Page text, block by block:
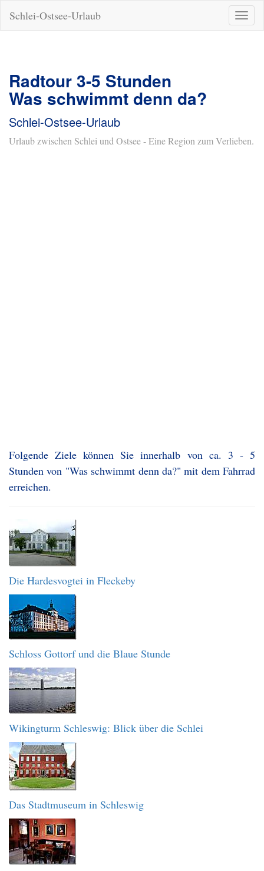
ein-/
Schlei-Ostsee-Urlaub
Radtour 3-5 Stunden
Was schwimmt denn da?
Schlei-Ostsee-Urlaub
Urlaub zwischen Schlei und Ostsee - Eine Region zum Verlieben.
Folgende Ziele können Sie innerhalb von ca. 3 - 5
Stunden von "Was schwimmt denn da?" mit dem Fahrrad
erreichen.
Die Hardesvogtei in Fleckeby
Schloss Gottorf und die Blaue Stunde
Wikingturm Schleswig: Blick über die Schlei
Das Stadtmuseum in Schleswig